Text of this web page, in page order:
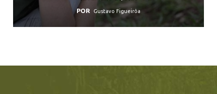
POR Gustavo Figueirôa